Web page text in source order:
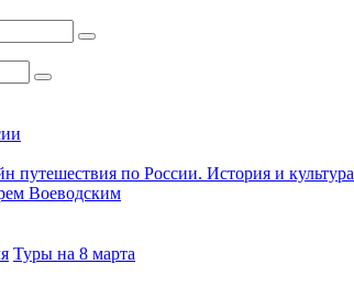
путешествия по России. История и культура
Воеводским
Туры на 8 марта